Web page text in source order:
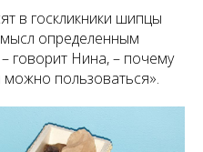
в госкликники шипцы
определенным
говорит Нина, – почему
пользоваться».